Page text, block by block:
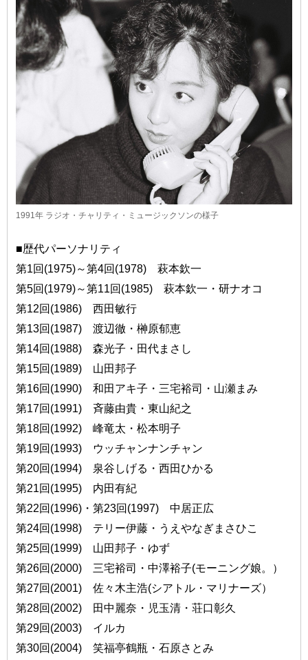
1991年 ラジオ・チャリティ・ミュージックソンの様子
■歴代パーソナリティ
第1回(1975)～第4回(1978) 萩本欽一
第5回(1979)～第11回(1985) 萩本欽一・研ナオコ
第12回(1986) 西田敏行
第13回(1987) 渡辺徹・榊原郁恵
第14回(1988) 森光子・田代まさし
第15回(1989) 山田邦子
第16回(1990) 和田アキ子・三宅裕司・山瀬まみ
第17回(1991) 斉藤由貴・東山紀之
第18回(1992) 峰竜太・松本明子
第19回(1993) ウッチャンナンチャン
第20回(1994) 泉谷しげる・西田ひかる
第21回(1995) 内田有紀
第22回(1996)・第23回(1997) 中居正広
第24回(1998) テリー伊藤・うえやなぎまさひこ
第25回(1999) 山田邦子・ゆず
第26回(2000) 三宅裕司・中澤裕子(モーニング娘。）
第27回(2001) 佐々木主浩(シアトル・マリナーズ）
第28回(2002) 田中麗奈・児玉清・荘口彰久
第29回(2003) イルカ
第30回(2004) 笑福亭鶴瓶・石原さとみ